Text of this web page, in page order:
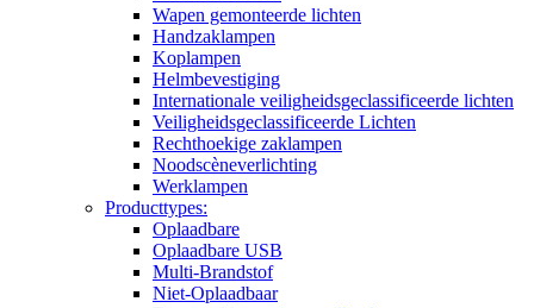
Wapen gemonteerde lichten
Handzaklampen
Koplampen
Helmbevestiging
Internationale veiligheidsgeclassificeerde lichten
Veiligheidsgeclassificeerde Lichten
Rechthoekige zaklampen
Noodscèneverlichting
Werklampen
Producttypes:
Oplaadbare
Oplaadbare USB
Multi-Brandstof
Niet-Oplaadbaar